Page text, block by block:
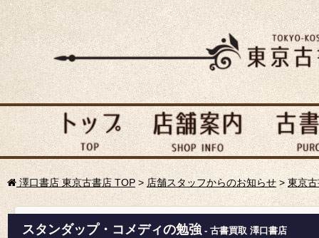
澤口書店 東京古書店 TOP > 店舗スタッフからのお知らせ> 東京
スタンダップ・コメディの勉強 - 古書買取 澤口書店